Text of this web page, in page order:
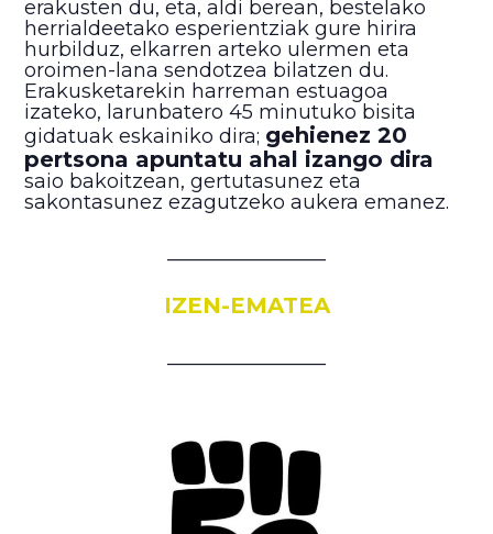
erakusten du, eta, aldi berean, bestelako
herrialdeetako esperientziak gure hirira
hurbilduz, elkarren arteko ulermen eta
oroimen-lana sendotzea bilatzen du.
Erakusketarekin harreman estuagoa
izateko, larunbatero 45 minutuko bisita
gidatuak eskainiko dira; gehienez 20
pertsona apuntatu ahal izango dira
saio bakoitzean, gertutasunez eta
sakontasunez ezagutzeko aukera emanez.
IZEN-EMATEA